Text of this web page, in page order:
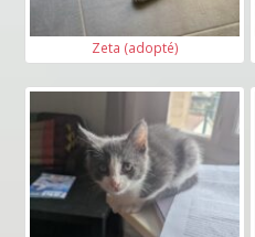
Zeta (adopté)